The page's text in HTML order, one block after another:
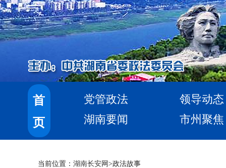
首
页
党管政法
领导动态
湖南要闻
市州聚焦
当前位置： 湖南长安网 >政法故事